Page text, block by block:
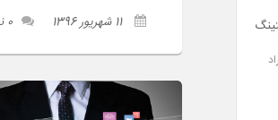
11 شهریور 1396 0 نظر